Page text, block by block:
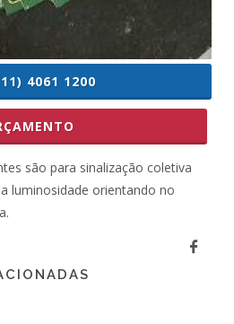
4061 1200
são para sinalização coletiva
luminosidade orientando no